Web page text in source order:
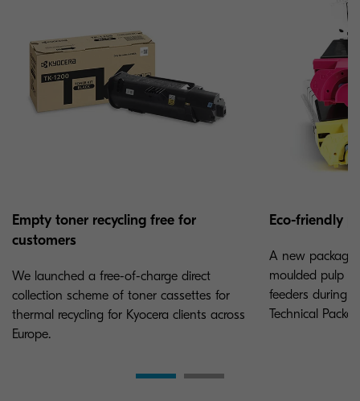
Empty toner recycling free for
customers
We launched a free-of-charge direct
collection scheme of toner cassettes for
thermal recycling for Kyocera clients across
Europe.
Eco-friendly
A new
moulded pulp
feeders during
Technical